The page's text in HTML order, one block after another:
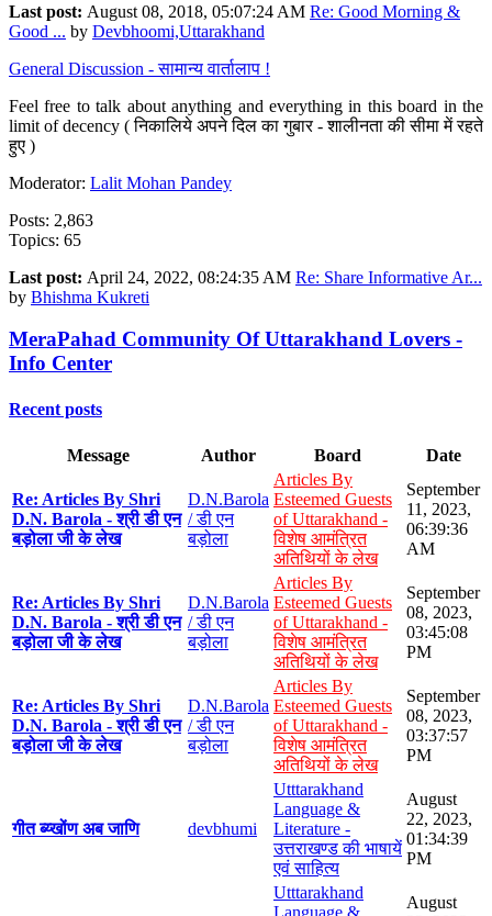
Last post: August 08, 2018, 05:07:24 AM Re: Good Morning &
Good ... by Devbhoomi,Uttarakhand
General Discussion - सामान्य वार्तालाप !
Feel free to talk about anything and everything in this board in the
limit of decency ( निकालिये अपने दिल का गुबार - शालीनता की सीमा में रहते
हुए )
Moderator: Lalit Mohan Pandey
Posts: 2,863
Topics: 65
Last post: April 24, 2022, 08:24:35 AM Re: Share Informative Ar...
by Bhishma Kukreti
MeraPahad Community Of Uttarakhand Lovers -
Info Center
Recent posts
Message Author Board Date
Re: Articles By Shri
D.N. Barola - श्री डी एन
बड़ोला जी के लेख
D.N.Barola
/ डी एन
बड़ोला
Articles By
Esteemed Guests
of Uttarakhand -
विशेष आमंत्रित
अतिथियों के लेख
September
11, 2023,
06:39:36
AM
Re: Articles By Shri
D.N. Barola - श्री डी एन
बड़ोला जी के लेख
D.N.Barola
/ डी एन
बड़ोला
Articles By
Esteemed Guests
of Uttarakhand -
विशेष आमंत्रित
अतिथियों के लेख
September
08, 2023,
03:45:08
PM
Re: Articles By Shri
D.N. Barola - श्री डी एन
बड़ोला जी के लेख
D.N.Barola
/ डी एन
बड़ोला
Articles By
Esteemed Guests
of Uttarakhand -
विशेष आमंत्रित
अतिथियों के लेख
September
08, 2023,
03:37:57
PM
गीत ब्य्खोंण अब जाणि devbhumi
Utttarakhand
Language &
Literature -
उत्तराखण्ड की भाषायें
एवं साहित्य
August
22, 2023,
01:34:39
PM
Utttarakhand
Language &
August